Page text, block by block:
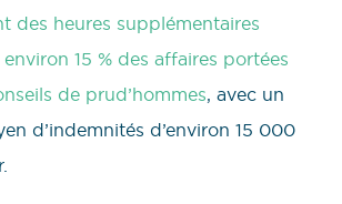
des heures supplémentaires
15 % des affaires portées
de prud’hommes, avec un
d’indemnités d’environ 15 000